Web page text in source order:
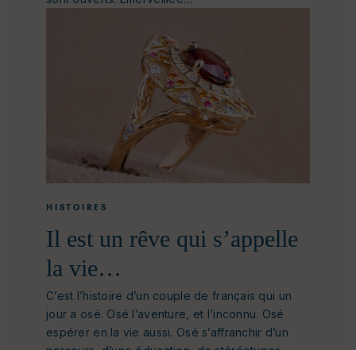
HISTOIRES
Il est un rêve qui s’appelle
la vie…
C’est l’histoire d’un couple de français qui un
jour a osé. Osé l’aventure, et l’inconnu. Osé
espérer en la vie aussi. Osé s’affranchir d’un